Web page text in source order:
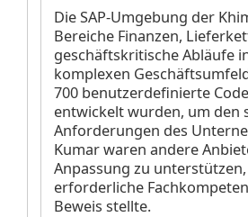
Die SAP-Umgebung der
Bereiche Finanzen,
geschäftskritische Abläufe
komplexen
700 benutzerdefinierte
entwickelt wurden, um den
Anforderungen des
Kumar waren andere
Anpassung zu
erforderliche
Beweis stellte.